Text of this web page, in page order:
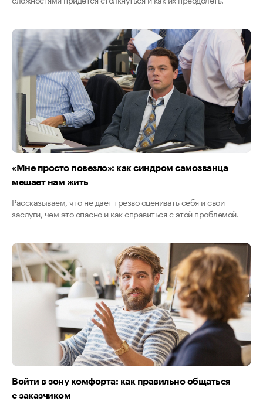
«Мне просто повезло»: как синдром самозванца
мешает нам жить
Рассказываем, что не даёт трезво оценивать себя и свои
заслуги, чем это опасно и как справиться с этой проблемой.
Войти в зону комфорта: как правильно общаться
с заказчиком